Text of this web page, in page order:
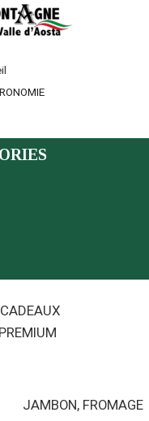
JAMBON, FROMAGE